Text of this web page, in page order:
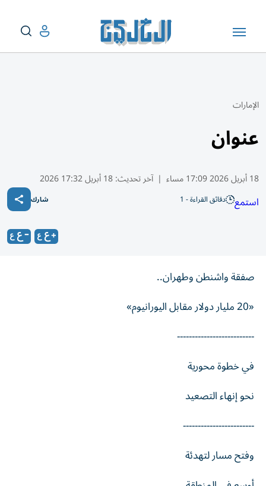
الإمارات
عنوان
18 أبريل 2026 17:09 مساء | آخر تحديث:18 أبريل 17:32 2026
استمع دقائق القراءة - 1 شارك
صفقة واشنطن وطهران..
«20 مليار دولار مقابل اليورانيوم»
--------------------------
في خطوة محورية
نحو إنهاء التصعيد
------------------------
وفتح مسار لتهدئة